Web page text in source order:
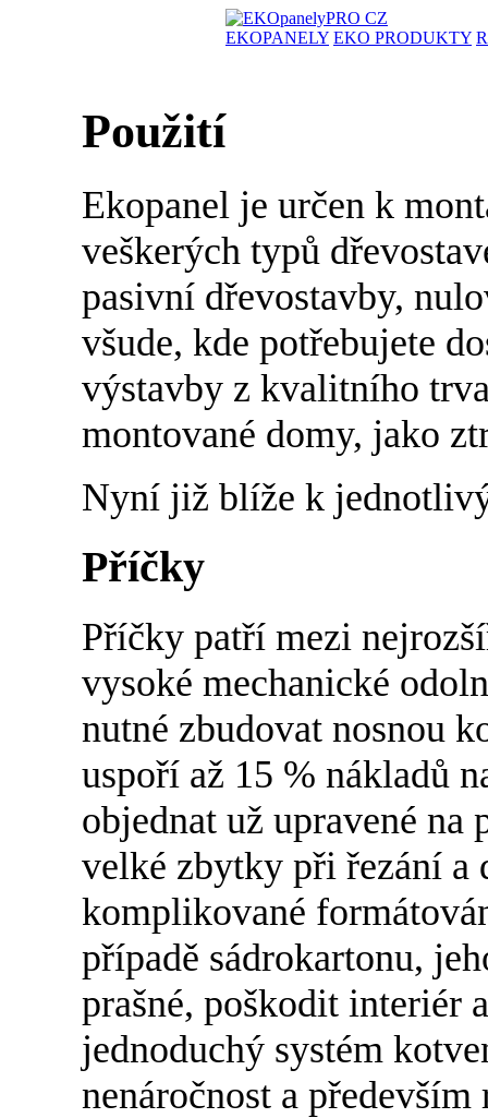
EKOPANELY EKO PRODUKTY
Použití
Ekopanel je určen k
veškerých typů
pasivní dřevostavby,
všude, kde potřebujete
výstavby z kvalitního
montované domy, jako
Nyní již blíže k
Příčky
Příčky patří mezi
vysoké mechanické
nutné zbudovat nosnou
uspoří až 15 % nákladů
objednat už upravené
velké zbytky při řezání a
komplikované
případě sádrokartonu,
prašné, poškodit interiér
jednoduchý systém
nenáročnost a